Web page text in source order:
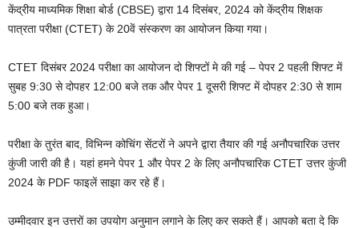
केंद्रीय माध्यमिक शिक्षा बोर्ड (CBSE) द्वारा 14 दिसंबर, 2024 को केंद्रीय शिक्षक
पात्रता परीक्षा (CTET) के 20वें संस्करण का आयोजन किया गया।
CTET दिसंबर 2024 परीक्षा का आयोजन दो शिफ्टों मे की गई – पेपर 2 पहली शिफ्ट में
सुबह 9:30 से दोपहर 12:00 बजे तक और पेपर 1 दूसरी शिफ्ट में दोपहर 2:30 से शाम
5:00 बजे तक हुआ।
परीक्षा के तुरंत बाद, विभिन्न कोचिंग सेंटरों ने अपने द्वारा तैयार की गई अनौपचारिक उत्तर
कुंजी जारी की है। यहां हमने पेपर 1 और पेपर 2 के लिए अनौपचारिक CTET उत्तर कुंजी
2024 के PDF फाइलें साझा कर रहे हैं।
उम्मीदवार इन उत्तरों का उपयोग अनुमान लगाने के लिए कर सकते हैं। आपको बता दे कि